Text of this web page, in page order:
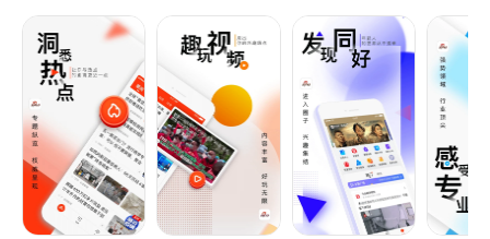
悉环球军情。
【原创精品·深度内容】
《非常道》：倾听名人明星的真实心路历程。
《在人间》：以冷静的叙述，记录我们身边的真实故
事。
《唐驳虎》：极客式
手机验证码一键登录，再也不用担心忘记密码啦。你
看，新闻、星座、笑话一个都不少。